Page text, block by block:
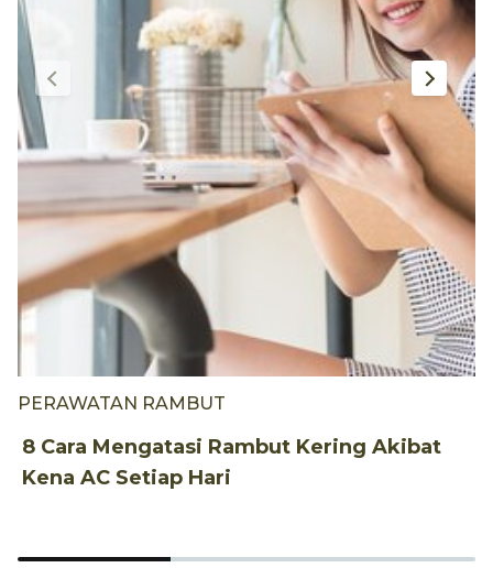
PERAWATAN RAMBUT
8 Cara Mengatasi Rambut Kering Akibat
Kena AC Setiap Hari